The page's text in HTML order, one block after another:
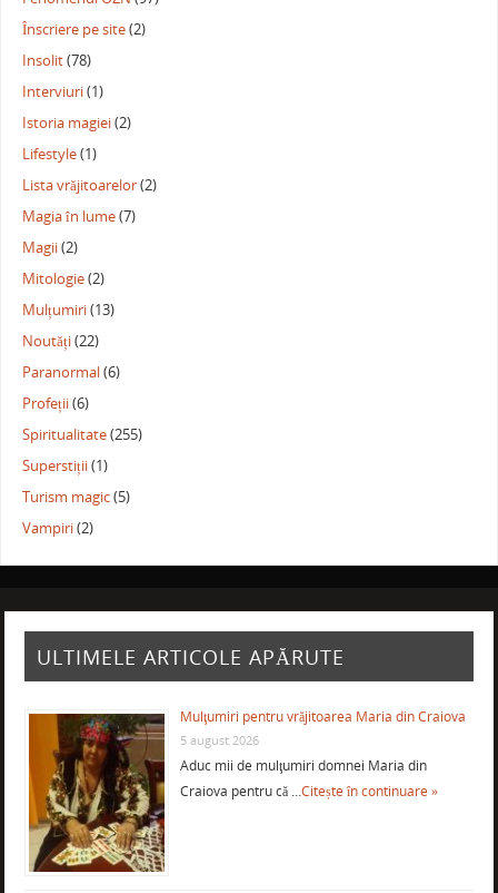
Înscriere pe site(2)
Insolit(78)
Interviuri(1)
Istoria magiei(2)
Lifestyle(1)
Lista vrăjitoarelor(2)
Magia în lume(7)
Magii(2)
Mitologie(2)
Mulțumiri(13)
Noutăți(22)
Paranormal(6)
Profeții(6)
Spiritualitate(255)
Superstiții(1)
Turism magic(5)
Vampiri(2)
ULTIMELE ARTICOLE APĂRUTE
Mulţumiri pentru vrăjitoarea Maria din Craiova
5 august 2026
Aduc mii de mulţumiri domnei Maria din
Craiova pentru că …Citește în continuare »